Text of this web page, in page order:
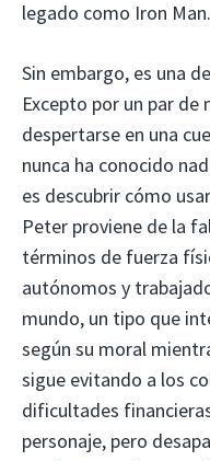
legado como Iron Man.
Sin embargo, es una
Excepto por un par de
despertarse en una
nunca ha conocido
es descubrir cómo
Peter proviene de la
términos de fuerza
autónomos y
mundo, un tipo que
según su moral
sigue evitando a los
dificultades
personaje, pero